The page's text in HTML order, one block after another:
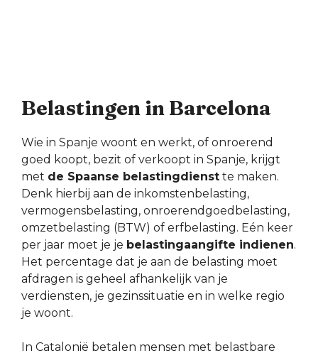
Belastingen in Barcelona
Wie in Spanje woont en werkt, of onroerend
goed koopt, bezit of verkoopt in Spanje, krijgt
met de Spaanse belastingdienst te maken.
Denk hierbij aan de inkomstenbelasting,
vermogensbelasting, onroerendgoedbelasting,
omzetbelasting (BTW) of erfbelasting. Eén keer
per jaar moet je je belastingaangifte indienen.
Het percentage dat je aan de belasting moet
afdragen is geheel afhankelijk van je
verdiensten, je gezinssituatie en in welke regio
je woont.
In Catalonië betalen mensen met belastbare